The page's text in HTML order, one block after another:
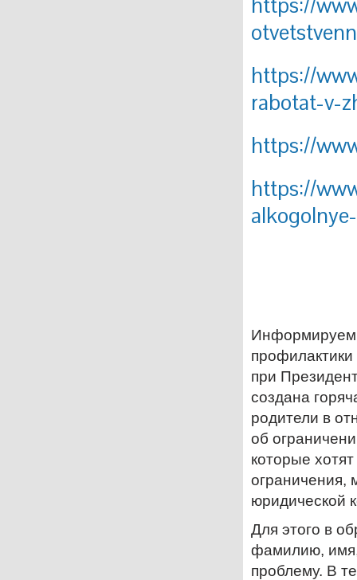
https://
rabotat-v-
https://
https://
Информируем,
при
создана
родители в
об
которые
ограничения,
юридической
Для этого в
фамилию, имя,
проблему. В